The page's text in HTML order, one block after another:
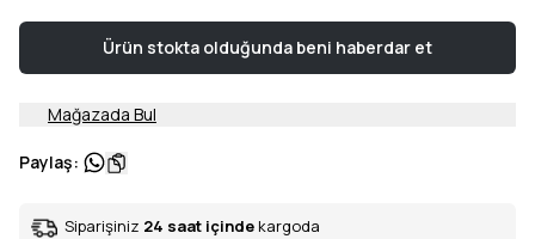
Ürün stokta olduğunda beni haberdar et
Mağazada Bul
Paylaş:
Siparişiniz 24 saat içinde kargoda